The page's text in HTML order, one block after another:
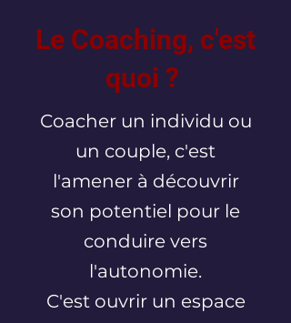
Le Coaching, c'est
quoi ?
Coacher un individu ou
un couple, c'est
l'amener à découvrir
son potentiel pour le
conduire vers
l'autonomie.
C'est ouvrir un espace